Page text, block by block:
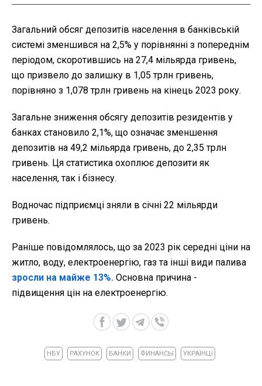
Загальний обсяг депозитів населення в банківській
системі зменшився на 2,5% у порівнянні з попереднім
періодом, скоротившись на 27,4 мільярда гривень,
що призвело до залишку в 1,05 трлн гривень,
порівняно з 1,078 трлн гривень на кінець 2023 року.
Загальне зниження обсягу депозитів резидентів у
банках становило 2,1%, що означає зменшення
депозитів на 49,2 мільярда гривень, до 2,35 трлн
гривень. Ця статистика охоплює депозити як
населення, так і бізнесу.
Водночас підприємці зняли в січні 22 мільярди
гривень.
Раніше повідомлялось, що за 2023 рік середні ціни на
житло, воду, електроенергію, газ та інші види палива
зросли на майже 13%. Основна причина -
підвищення цін на електроенергію.
НБУ РАХУНОК БАНКИ ФИНАНСЫ УКРАЇНЦІ